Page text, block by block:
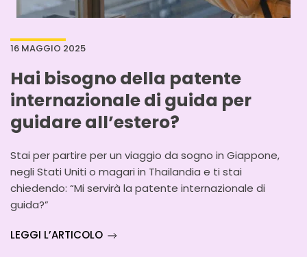
16 MAGGIO 2025
Hai bisogno della patente
internazionale di guida per
guidare all’estero?
Stai per partire per un viaggio da sogno in Giappone,
negli Stati Uniti o magari in Thailandia e ti stai
chiedendo: “Mi servirà la patente internazionale di
guida?”
LEGGI L’ARTICOLO